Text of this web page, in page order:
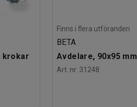
krokar
Finns i flera utföranden
BETA
Avdelare, 90x95 mm
Art. nr: 31248